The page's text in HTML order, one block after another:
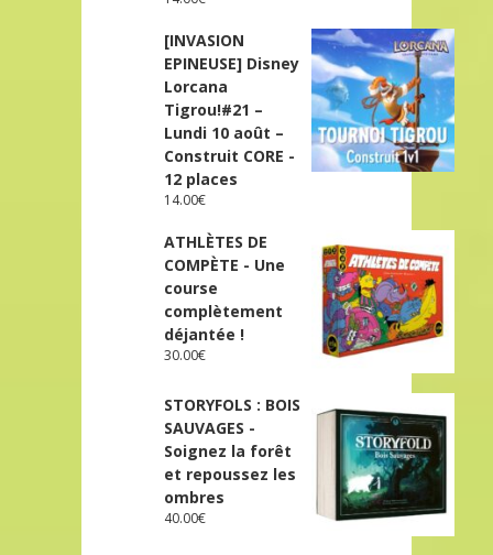
[INVASION
EPINEUSE] Disney
Lorcana
Tigrou!#21 –
Lundi 10 août –
Construit CORE -
12 places
14.00€
ATHLÈTES DE
COMPÈTE - Une
course
complètement
déjantée !
30.00€
STORYFOLS : BOIS
SAUVAGES -
Soignez la forêt
et repoussez les
ombres
40.00€